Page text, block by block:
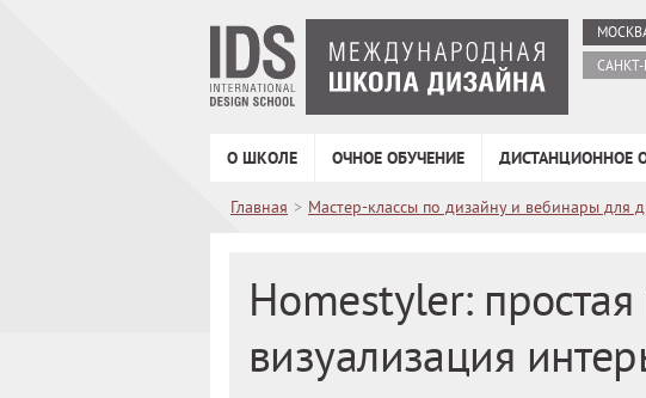
САНКТ-
О ШКОЛЕ ОЧНОЕ ОБУЧЕНИЕ ДИСТАНЦИОННОЕ
Главная > Мастер-классы по дизайну и вебинары для
Homestyler:
визуализация